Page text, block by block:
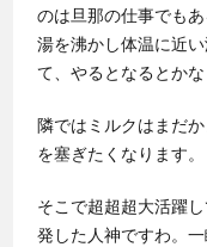
のは旦那の仕事でも
湯を沸かし体温に近
て、やるとなるとかな
隣ではミルクはまだ
を塞ぎたくなります。
そこで超超超大活躍
発した人神ですわ。